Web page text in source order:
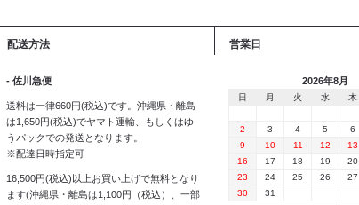
配送方法
- 佐川急便
送料は一律660円(税込)です。沖縄県・離島
は1,650円(税込)でヤマト運輸、もしくはゆ
うパックでの発送となります。
※配達日時指定可
16,500円(税込)以上お買い上げで無料となり
ます(沖縄県・離島は1,100円（税込）、一部
営業日
2026年8月
日 月 火 水 木
2
3 4 5 6
9
10 11 12 13
16
17 18 19 20
23
24 25 26 27
30
31